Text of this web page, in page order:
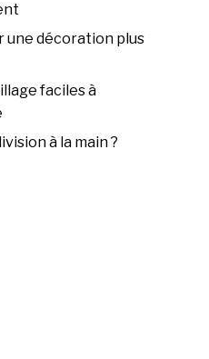
une décoration plus
faciles à
à la main ?